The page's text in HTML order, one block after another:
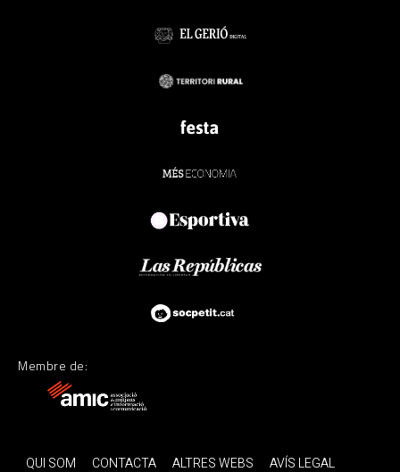
Membre de:
QUI SOM CONTACTA ALTRES WEBS AVÍS LEGAL